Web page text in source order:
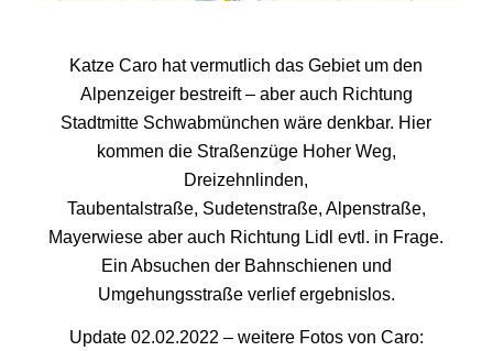
Katze Caro hat vermutlich das Gebiet um den
Alpenzeiger bestreift – aber auch Richtung
Stadtmitte Schwabmünchen wäre denkbar. Hier
kommen die Straßenzüge Hoher Weg,
Dreizehnlinden,
Taubentalstraße, Sudetenstraße, Alpenstraße,
Mayerwiese aber auch Richtung Lidl evtl. in Frage.
Ein Absuchen der Bahnschienen und
Umgehungsstraße verlief ergebnislos.
Update 02.02.2022 – weitere Fotos von Caro: